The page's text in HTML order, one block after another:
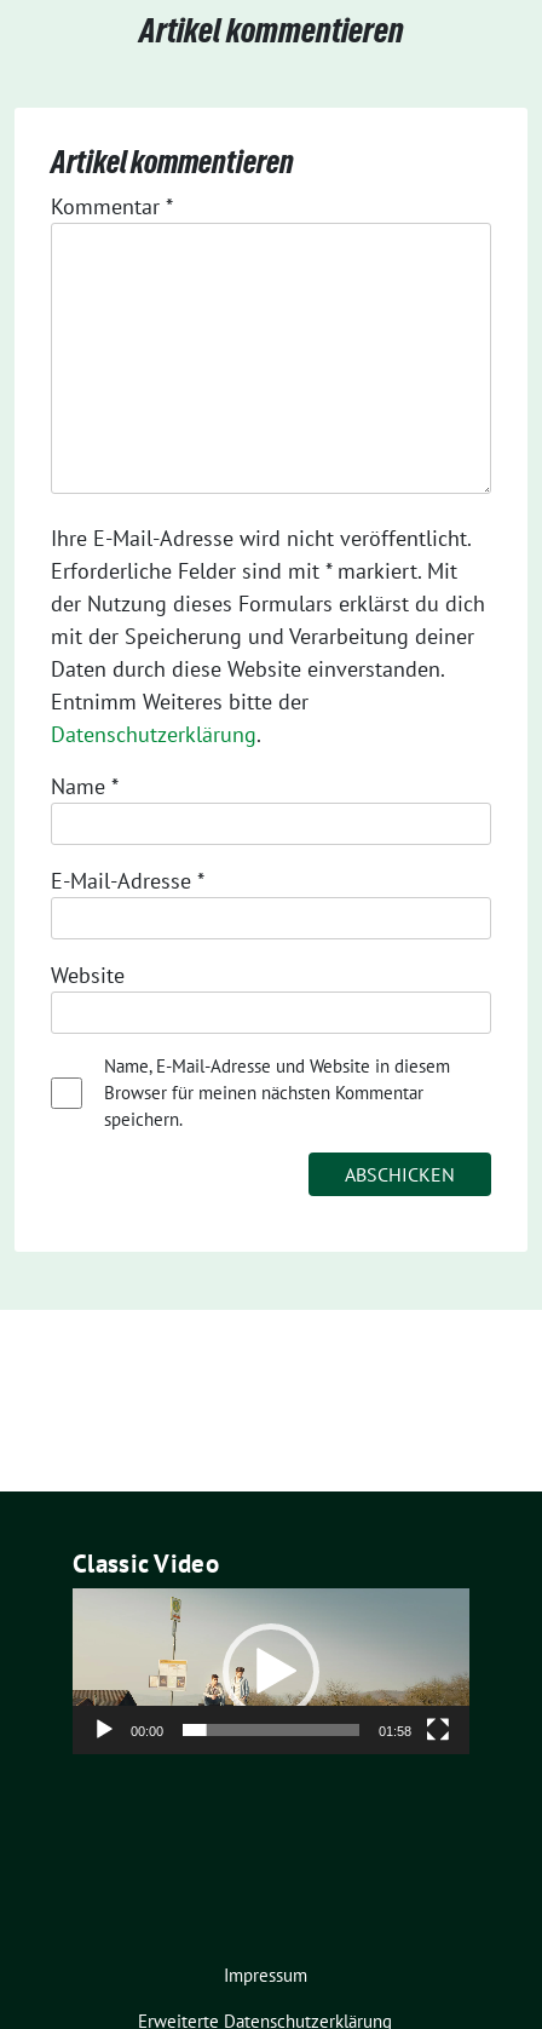
Artikel kommentieren
Artikel kommentieren
Kommentar *
Ihre E-Mail-Adresse wird nicht veröffentlicht.
Erforderliche Felder sind mit * markiert. Mit
der Nutzung dieses Formulars erklärst du dich
mit der Speicherung und Verarbeitung deiner
Daten durch diese Website einverstanden.
Entnimm Weiteres bitte der
Datenschutzerklärung.
Name *
E-Mail-Adresse *
Website
Name, E-Mail-Adresse und Website in diesem
Browser für meinen nächsten Kommentar
speichern.
Classic Video
00:00 01:58
Impressum
Erweiterte Datenschutzerklärung